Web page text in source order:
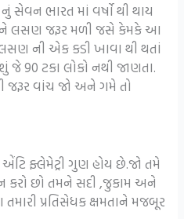
સેવન ભારત માં વર્ષો થી થાય
લસણ જરૂર મળી જસે કેમકે આ
ની એક કડી ખાવા થી થતાં
જે 90 ટકા લોકો નથી જાણતા.
જરૂર વાંચ જો અને ગમે તો
ફ્લેમેટ્રી ગુણ હોય છે.જો તમે
છો તમને સદી ,જુકામ અને
પ્રતિસેધક ક્ષમતાને મજબૂર